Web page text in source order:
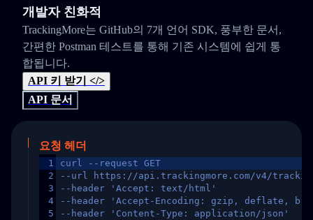
개발자 친화적
TrackingMore는 GitHub의 7개 언어 SDK, 풍부한 문서,
간편한 Postman 테스트를 통해 기존 시스템에 쉽게 통
합됩니다.
API 키 받기 </>
API 문서
요청 헤더
1
2
3
4
5
curl --request GET
--url https://api.trackingmore.com/v4/trackings/
--header 'Accept: text/html'
--header 'Accept-Encoding: gzip, deflate,
--header 'Content-Type: application/json'